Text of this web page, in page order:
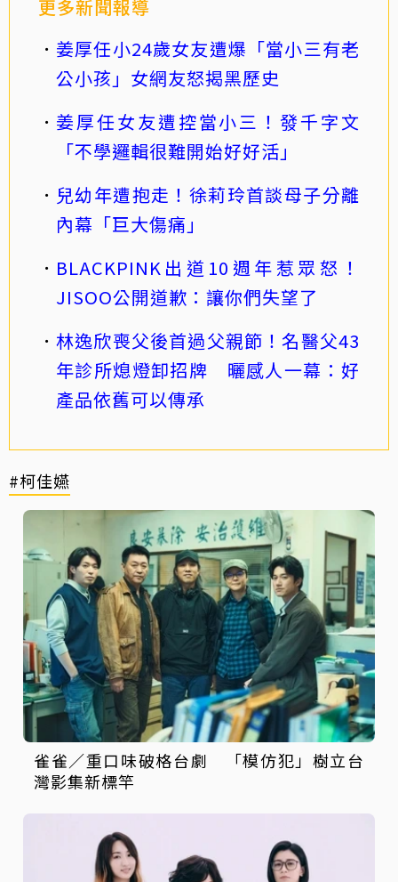
更多新聞報導
姜厚任小24歲女友遭爆「當小三有老
公小孩」女網友怒揭黑歷史
姜厚任女友遭控當小三！發千字文
「不學邏輯很難開始好好活」
兒幼年遭抱走！徐莉玲首談母子分離
內幕「巨大傷痛」
BLACKPINK出道10週年惹眾怒！
JISOO公開道歉：讓你們失望了
林逸欣喪父後首過父親節！名醫父43
年診所熄燈卸招牌 曬感人一幕：好
產品依舊可以傳承
#柯佳嬿
雀雀／重口味破格台劇 「模仿犯」樹立台
灣影集新標竿